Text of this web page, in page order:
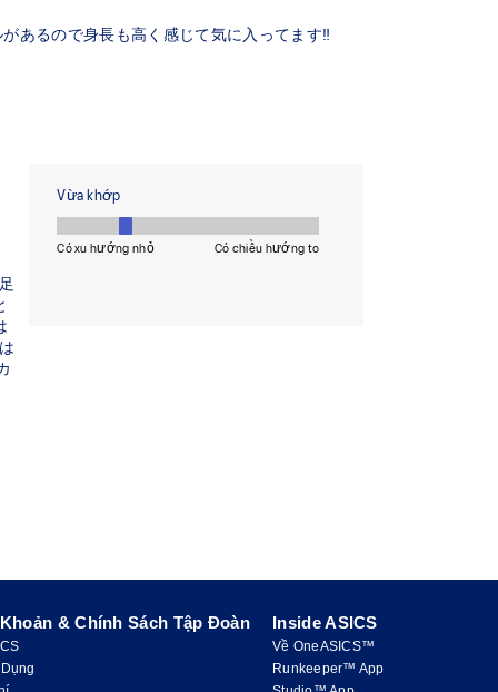
& Chính Sách Tập Đoàn Inside ASICS
Về OneASICS™
Runkeeper™ App